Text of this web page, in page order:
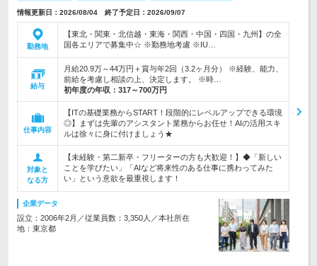
情報更新日：2026/08/04 終了予定日：2026/09/07
勤務地
【東北・関東・北信越・東海・関西・中国・四国・九州】の全
国各エリアで募集中☆ ※勤務地考慮 ※IU…
給与
月給20.9万～44万円＋賞与年2回（3.2ヶ月分） ※経験、能力、
前給を考慮し相談の上、決定します。 ※時…
初年度の年収： 317～700万円
仕事内容
【ITの基礎業務からSTART！段階的にレベルアップできる環境
◎】まずは先輩のアシスタント業務からお任せ！AIの活用スキ
ルは徐々に身に付けましょう★
対象と
なる方
【未経験・第二新卒・フリーターの方も大歓迎！】◆「新しい
ことを学びたい」「AIなど将来性のある仕事に携わってみた
い」という意欲を最重視します！
企業データ
設立：2006年2月／従業員数：3,350人／本社所在
地：東京都